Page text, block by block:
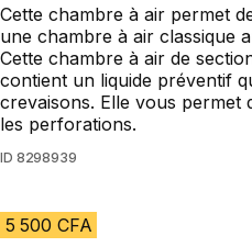
Cette chambre à air permet
une chambre à air classique
Cette chambre à air de
contient un liquide préventif
crevaisons. Elle vous
les perforations.
ID 8298939
5 500 CFA